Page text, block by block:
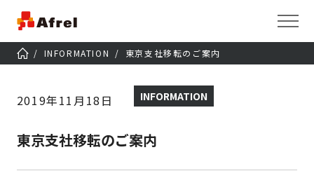
INFORMATION 東京支社移転のご案内
2019年11月18日 INFORMATION
東京支社移転のご案内